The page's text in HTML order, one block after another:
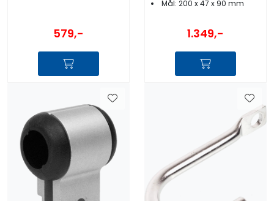
579,-
Mål: 200 x 47 x 90 mm
1.349,-